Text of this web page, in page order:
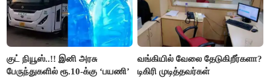
குட் நியூஸ்..!! இனி அரசு
பேருந்துகளில் ரூ.10-க்கு ‘பயணி’
வங்கியில் வேலை தேடுகிறீர்களா?
டிகிரி முடித்தவர்கள்